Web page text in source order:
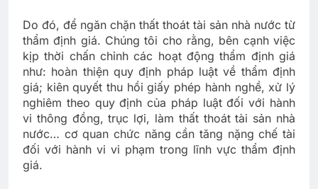
Do đó, để ngăn chặn thất thoát tài sản nhà nước từ
thẩm định giá. Chúng tôi cho rằng, bên cạnh việc
kịp thời chấn chỉnh các hoạt động thẩm định giá
như: hoàn thiện quy định pháp luật về thẩm định
giá; kiên quyết thu hồi giấy phép hành nghề, xử lý
nghiêm theo quy định của pháp luật đối với hành
vi thông đồng, trục lợi, làm thất thoát tài sản nhà
nước… cơ quan chức năng cần tăng nặng chế tài
đối với hành vi vi phạm trong lĩnh vực thẩm định
giá.